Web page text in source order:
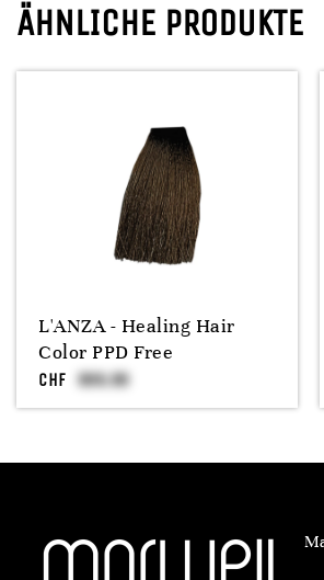
ÄHNLICHE PRODUKTE
L'ANZA - Healing Hair
Color PPD Free
CHF